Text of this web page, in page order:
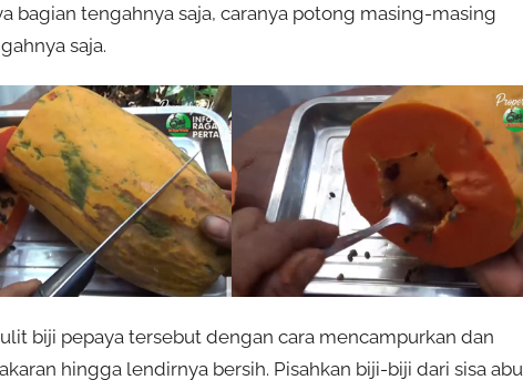
bagian tengahnya saja, caranya potong masing-masing
saja.
biji pepaya tersebut dengan cara mencampurkan dan
hingga lendirnya bersih. Pisahkan biji-biji dari sisa abu